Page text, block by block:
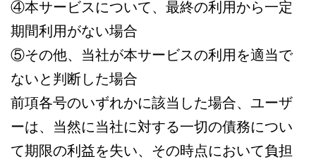
④本サービスについて、最終の利用から一定
期間利用がない場合
⑤その他、当社が本サービスの利用を適当で
ないと判断した場合
前項各号のいずれかに該当した場合、ユーザ
ーは、当然に当社に対する一切の債務につい
て期限の利益を失い、その時点において負担